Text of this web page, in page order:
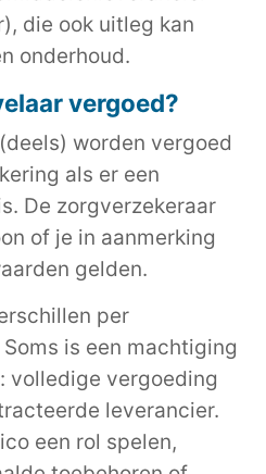
die ook uitleg kan
onderhoud.
vergoed?
worden vergoed
als er een
De zorgverzekeraar
of je in aanmerking
gelden.
per
is een machtiging
volledige vergoeding
leverancier.
een rol spelen,